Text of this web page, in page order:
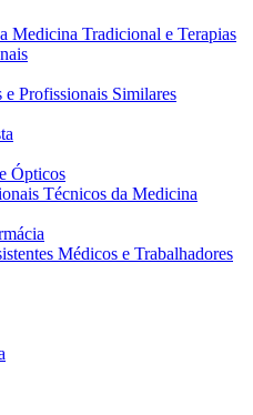
Medicina Tradicional e Terapias
e Profissionais Similares
Ópticos
Técnicos da Medicina
Médicos e Trabalhadores